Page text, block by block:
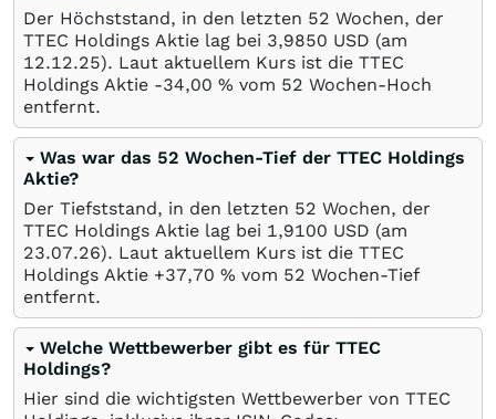
Der Höchststand, in den letzten 52 Wochen, der
TTEC Holdings Aktie lag bei 3,9850 USD (am
12.12.25). Laut aktuellem Kurs ist die TTEC
Holdings Aktie -34,00 % vom 52 Wochen-Hoch
entfernt.
Was war das 52 Wochen-Tief der TTEC Holdings
Aktie?
Der Tiefststand, in den letzten 52 Wochen, der
TTEC Holdings Aktie lag bei 1,9100 USD (am
23.07.26). Laut aktuellem Kurs ist die TTEC
Holdings Aktie +37,70 % vom 52 Wochen-Tief
entfernt.
Welche Wettbewerber gibt es für TTEC
Holdings?
Hier sind die wichtigsten Wettbewerber von TTEC